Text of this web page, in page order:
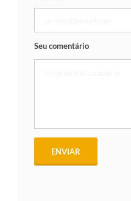
Seu comentário
ENVIAR